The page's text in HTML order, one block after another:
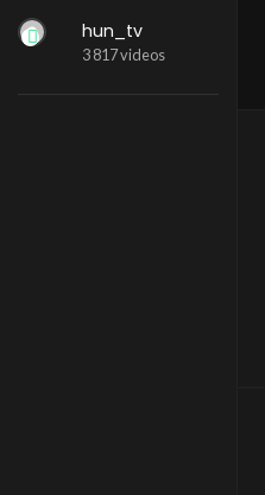
hun_tv
3 817 videos